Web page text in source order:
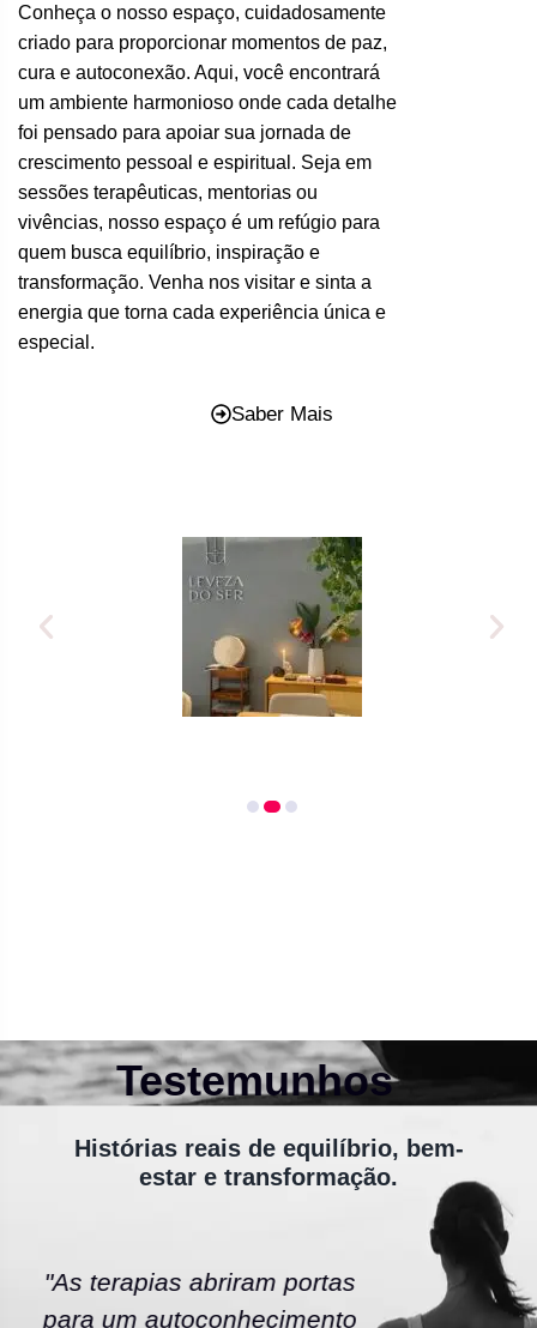
Conheça o nosso espaço, cuidadosamente
criado para proporcionar momentos de paz,
cura e autoconexão. Aqui, você encontrará
um ambiente harmonioso onde cada detalhe
foi pensado para apoiar sua jornada de
crescimento pessoal e espiritual. Seja em
sessões terapêuticas, mentorias ou
vivências, nosso espaço é um refúgio para
quem busca equilíbrio, inspiração e
transformação. Venha nos visitar e sinta a
energia que torna cada experiência única e
especial.
Saber Mais
Testemunhos
Histórias reais de equilíbrio, bem-
estar e transformação.
"As terapias abriram portas
para um autoconhecimento
"A
escola